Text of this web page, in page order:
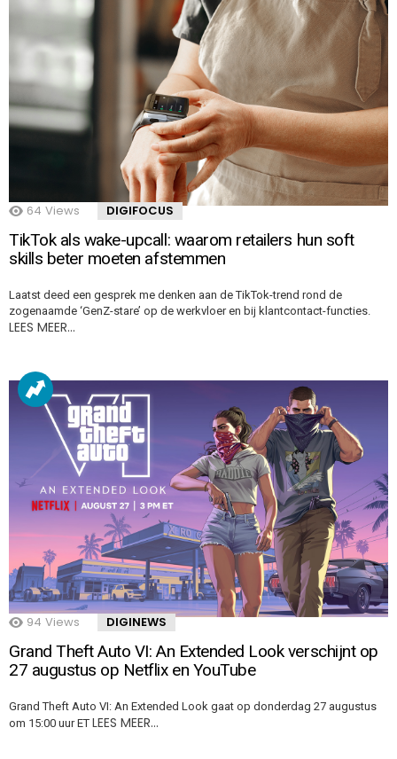
64 Views DIGIFOCUS
TikTok als wake-upcall: waarom retailers hun soft
skills beter moeten afstemmen
Laatst deed een gesprek me denken aan de TikTok-trend rond de
zogenaamde ‘GenZ-stare’ op de werkvloer en bij klantcontact-functies.
LEES MEER…
94 Views DIGINEWS
Grand Theft Auto VI: An Extended Look verschijnt op
27 augustus op Netflix en YouTube
Grand Theft Auto VI: An Extended Look gaat op donderdag 27 augustus
om 15:00 uur ET LEES MEER…